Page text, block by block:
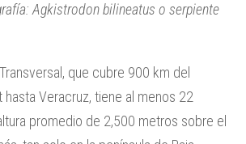
Agkistrodon bilineatus o serpiente
que cubre 900 km del
Veracruz, tiene al menos 22
promedio de 2,500 metros sobre el